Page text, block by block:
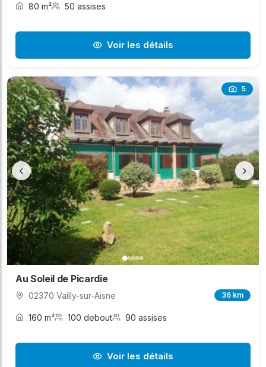
80 m² 50 assises
Voir les détails
5
‹ ›
Au Soleil de Picardie
02370 Vailly-sur-Aisne 36 km
160 m² 100 debout 90 assises
Voir les détails